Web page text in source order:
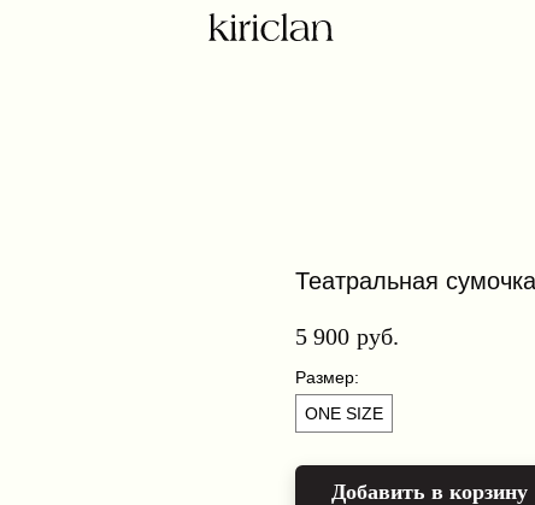
Театральная
5 900 руб.
Размер:
ONE SIZE
Добавить в корзину